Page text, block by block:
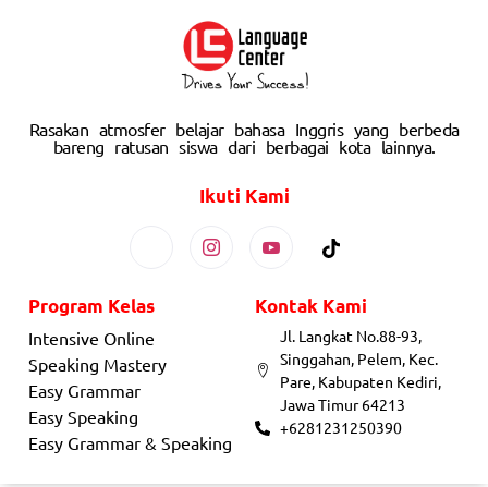
Rasakan atmosfer belajar bahasa Inggris yang berbeda
bareng ratusan siswa dari berbagai kota lainnya.
Ikuti Kami
Program Kelas
Intensive Online
Speaking Mastery
Easy Grammar
Easy Speaking
Easy Grammar & Speaking
Kontak Kami
Jl. Langkat No.88-93,
Singgahan, Pelem, Kec.
Pare, Kabupaten Kediri,
Jawa Timur 64213
+6281231250390